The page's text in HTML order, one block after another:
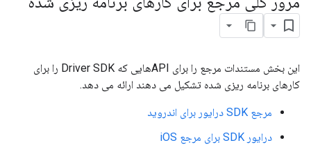
این بخش مستندات مرجع را برای APIهایی که Driver SDK را برای
کارهای برنامه ریزی شده تشکیل می دهند ارائه می دهد.
مرجع SDK درایور برای اندروید
درایور SDK برای مرجع iOS